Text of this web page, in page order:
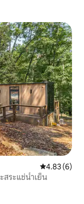
คะแนนเฉลี่ย
4.83 (6)
ระแช่น้ำเย็น